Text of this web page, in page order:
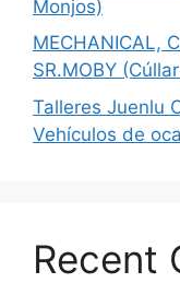
Monjos)
MECHANICAL,
SR.MOBY
Talleres Juenlu
Vehículos de
Recent